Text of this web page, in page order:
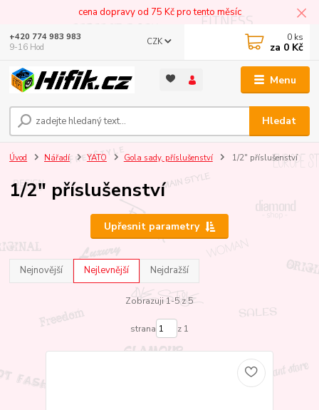
cena dopravy od 75 Kč pro tento měsíc
Menu
CZK
Hledat
+420 774 983 983
9-16 Hod
0 ks
za 0 Kč
Úvod Nářadí YATO Gola sady, příslušenství 1/2" příslušenství
1/2" příslušenství
Upřesnit parametry
Nejnovější Nejlevnější Nejdražší
Zobrazuji 1-5 z 5
strana z 1